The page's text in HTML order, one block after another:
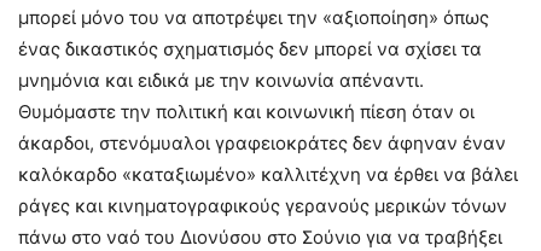
μπορεί μόνο του να αποτρέψει την «αξιοποίηση» όπως
ένας δικαστικός σχηματισμός δεν μπορεί να σχίσει τα
μνημόνια και ειδικά με την κοινωνία απέναντι.
Θυμόμαστε την πολιτική και κοινωνική πίεση όταν οι
άκαρδοι, στενόμυαλοι γραφειοκράτες δεν άφηναν έναν
καλόκαρδο «καταξιωμένο» καλλιτέχνη να έρθει να βάλει
ράγες και κινηματογραφικούς γερανούς μερικών τόνων
πάνω στο ναό του Διονύσου στο Σούνιο για να τραβήξει